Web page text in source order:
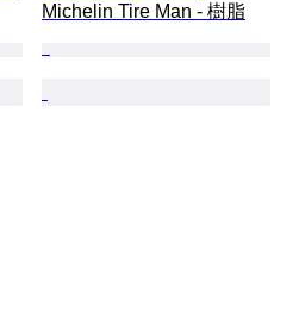
Michelin Tire Man - 樹脂